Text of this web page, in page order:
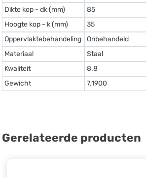
Dikte kop - dk (mm)
85
Hoogte kop - k (mm)
35
Oppervlaktebehandeling
Onbehandeld
Materiaal
Staal
Kwaliteit
8.8
Gewicht
7.1900
Gerelateerde producten